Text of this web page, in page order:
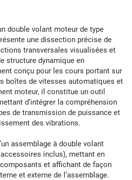
double volant moteur de type
une dissection précise de
transversales visualisées et
structure dynamique en
conçu pour les cours portant sur
boîtes de vitesses automatiques et
moteur, il constitue un outil
d’intégrer la compréhension
de transmission de puissance et
des vibrations.
assemblage à double volant
inclus), mettant en
et affichant de façon
et externe de l’assemblage.